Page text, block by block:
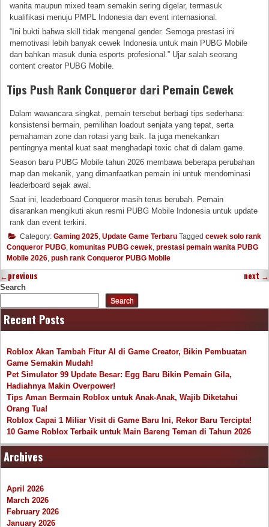
wanita maupun mixed team semakin sering digelar, termasuk
kualifikasi menuju PMPL Indonesia dan event internasional.
“Ini bukti bahwa skill tidak mengenal gender. Semoga prestasi ini
memotivasi lebih banyak cewek Indonesia untuk main PUBG Mobile
dan bahkan masuk dunia esports profesional.” Ujar salah seorang
content creator PUBG Mobile.
Tips Push Rank Conqueror dari Pemain Cewek
Dalam wawancara singkat, pemain tersebut berbagi tips sederhana:
konsistensi bermain, pemilihan loadout senjata yang tepat, serta
pemahaman zone dan rotasi yang baik. Ia juga menekankan
pentingnya mental kuat saat menghadapi toxic chat di dalam game.
Season baru PUBG Mobile tahun 2026 membawa beberapa perubahan
map dan mekanik, yang dimanfaatkan pemain ini untuk mendominasi
leaderboard sejak awal.
Saat ini, leaderboard Conqueror masih terus berubah. Pemain
disarankan mengikuti akun resmi PUBG Mobile Indonesia untuk update
rank dan event terkini.
Category: Gaming 2025, Update Game Terbaru Tagged cewek solo rank
Conqueror PUBG, komunitas PUBG cewek, prestasi pemain wanita PUBG
Mobile 2026, push rank Conqueror PUBG Mobile
←previous next →
Search
Search
Recent Posts
Roblox Akan Tambah Fitur AI di Game Creator, Bikin Pembuatan
Game Semakin Mudah!
Pet Simulator 99 Update Besar: Egg Baru Bikin Pemain Gila,
Hadiahnya Makin Overpower!
Tips Aman Bermain Roblox untuk Anak-Anak, Wajib Diketahui
Orang Tua!
Roblox Capai 1 Miliar Visit di Game Baru Ini, Rekor Baru Tercipta!
10 Game Roblox Terbaik untuk Main Bareng Teman di Tahun 2026
Archives
April 2026
March 2026
February 2026
January 2026